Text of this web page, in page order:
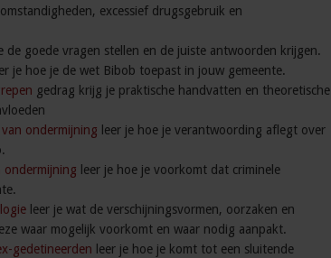
excessief drugsgebruik en
de goede vragen stellen en de juiste antwoorden krijgen.
je hoe je de wet Bibob toepast in jouw gemeente.
gedrag krijg je praktische handvatten en theoretische
ondermijning leer je hoe je verantwoording aflegt over
ondermijning leer je hoe je voorkomt dat criminele
leer je wat de verschijningsvormen, oorzaken en
waar mogelijk voorkomt en waar nodig aanpakt.
gedetineerden leer je hoe je komt tot een sluitende